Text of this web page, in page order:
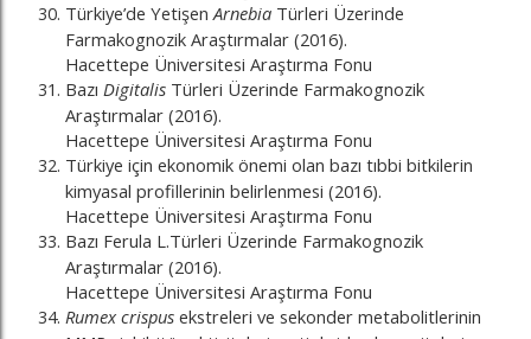
Türkiye’de YetişenArnebia Türleri Üzerinde
Farmakognozik Araştırmalar (2016).
Hacettepe Üniversitesi Araştırma Fonu
Bazı Digitalis Türleri Üzerinde Farmakognozik
Araştırmalar (2016).
Hacettepe Üniversitesi Araştırma Fonu
Türkiye için ekonomik önemi olan bazı tıbbi bitkilerin
kimyasal profillerinin belirlenmesi (2016).
Hacettepe Üniversitesi Araştırma Fonu
Bazı Ferula L.Türleri Üzerinde Farmakognozik
Araştırmalar (2016).
Hacettepe Üniversitesi Araştırma Fonu
Rumex crispus ekstreleri ve sekonder metabolitlerinin